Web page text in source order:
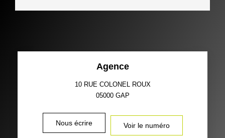
Agence
10 RUE COLONEL ROUX
05000 GAP
Nous écrire Voir le numéro